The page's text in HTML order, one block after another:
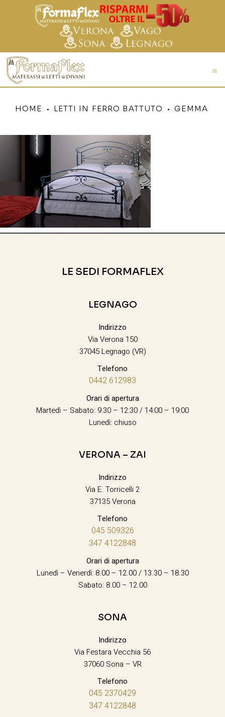
HOME LETTI IN FERRO BATTUTO GEMMA
LE SEDI FORMAFLEX
LEGNAGO
Indirizzo
Via Verona 150
37045 Legnago (VR)
Telefono
0442 612983
Orari di apertura
Martedì – Sabato: 9:30 – 12:30 / 14:00 – 19:00
Lunedì: chiuso
VERONA – ZAI
Indirizzo
Via E. Torricelli 2
37135 Verona
Telefono
045 509326
347 4122848
Orari di apertura
Lunedì – Venerdì: 8.00 – 12.00 / 13.30 – 18.30
Sabato: 8.00 – 12.00
SONA
Indirizzo
Via Festara Vecchia 56
37060 Sona – VR
Telefono
045 2370429
347 4122848